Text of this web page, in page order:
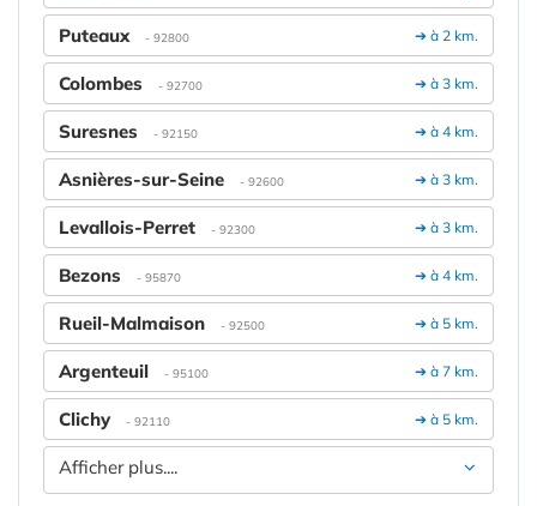
➔ à 2 km.
Puteaux - 92800
➔ à 3 km.
Colombes - 92700
➔ à 4 km.
Suresnes - 92150
➔ à 3 km.
Asnières-sur-Seine - 92600
➔ à 3 km.
Levallois-Perret - 92300
➔ à 4 km.
Bezons - 95870
➔ à 5 km.
Rueil-Malmaison - 92500
➔ à 7 km.
Argenteuil - 95100
➔ à 5 km.
Clichy - 92110
Afficher plus....